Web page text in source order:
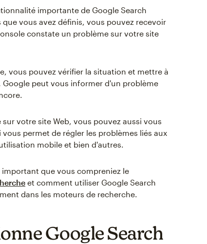
importante de Google Search
vous avez définis, vous pouvez recevoir
constate un problème sur votre site
vous pouvez vérifier la situation et mettre à
peut vous informer d'un problème
votre site Web, vous pouvez aussi vous
permet de régler les problèmes liés aux
mobile et bien d'autres.
important que vous compreniez le
et comment utiliser Google Search
dans les moteurs de recherche.
Google Search